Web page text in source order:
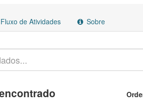
Fluxo de Atividades Sobre